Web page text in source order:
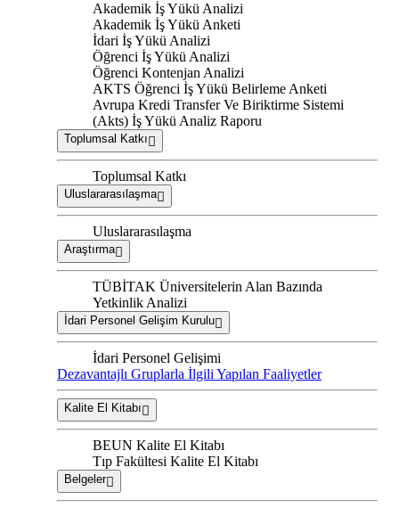
Akademik İş Yükü Analizi
Akademik İş Yükü Anketi
İdari İş Yükü Analizi
Öğrenci İş Yükü Analizi
Öğrenci Kontenjan Analizi
AKTS Öğrenci İş Yükü Belirleme Anketi
Avrupa Kredi Transfer Ve Biriktirme Sistemi
(Akts) İş Yükü Analiz Raporu
Toplumsal Katkı
Toplumsal Katkı
Uluslararasılaşma
Uluslararasılaşma
Araştırma
TÜBİTAK Üniversitelerin Alan Bazında
Yetkinlik Analizi
İdari Personel Gelişim Kurulu
İdari Personel Gelişimi
Dezavantajlı Gruplarla İlgili Yapılan Faaliyetler
Kalite El Kitabı
BEUN Kalite El Kitabı
Tıp Fakültesi Kalite El Kitabı
Belgeler